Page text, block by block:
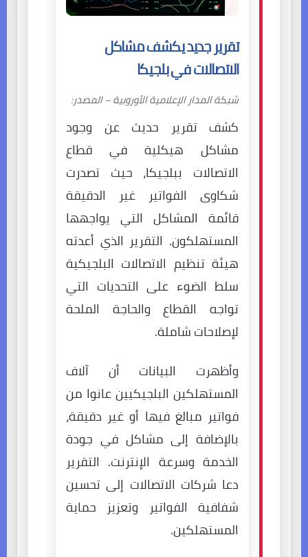
تقرير جديد يكشف مشاكل
الاتصالات في بلجيكا
شبكة المدار الإعلامية الأوروبية – المصدر:
كشف تقرير حديث عن وجود
مشاكل هيكلية في قطاع
الاتصالات ببلجيكا، حيث تصدرت
شكاوى الفواتير غير الدقيقة
قائمة المشاكل التي يواجهها
المستهلكون. التقرير الذي أعدته
هيئة تنظيم الاتصالات البلجيكية
سلط الضوء على التحديات التي
تواجه القطاع والحاجة الملحة
لإصلاحات شاملة.
وأظهرت البيانات أن آلاف
المستهلكين البلجيكيين عانوا من
فواتير مبالغ فيها أو غير دقيقة،
بالإضافة إلى مشاكل في جودة
الخدمة وسرعة الإنترنت. التقرير
دعا شركات الاتصالات إلى تحسين
شفافية الفواتير وتعزيز حماية
المستهلكين.